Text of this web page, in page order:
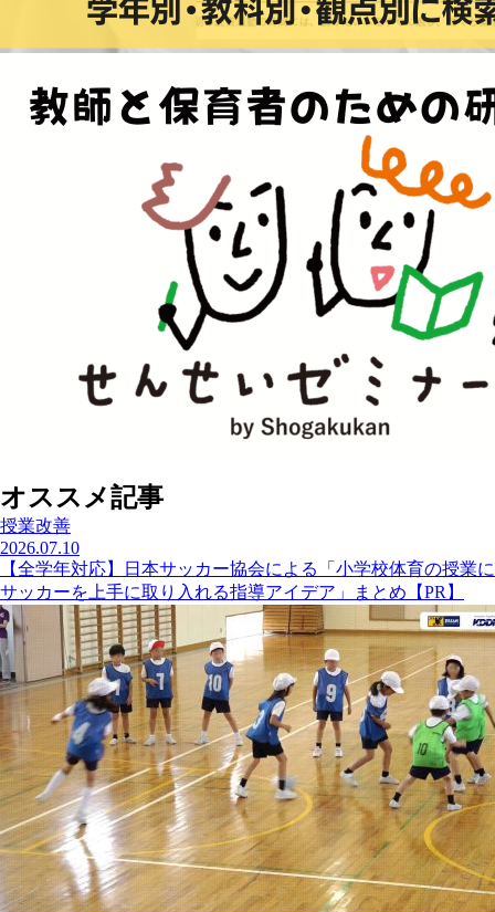
オススメ記事
授業改善
2026.07.10
【全学年対応】日本サッカー協会による「小学校体育の授業に
サッカーを上手に取り入れる指導アイデア」まとめ【PR】